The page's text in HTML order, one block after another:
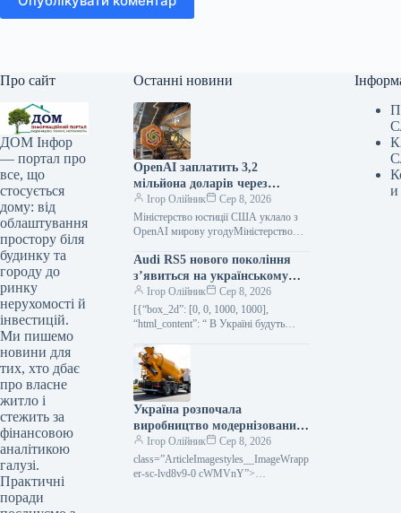
Про сайт
ДОМ Інфор
— портал про
все, що
стосується
дому: від
облаштування
простору біля
будинку та
городу до
ринку
нерухомості й
інвестицій.
Ми пишемо
новини для
тих, хто дбає
про власне
житло і
стежить за
фінансовою
аналітикою
галузі.
Практичні
поради
Останні новини
OpenAI заплатить 3,2
мільйона доларів через
дискримінацію під час
прийому на роботу
Ігор Олійник
Сер 8, 2026
Міністерство юстиції США уклало з
OpenAI мирову угодуМіністерство
домовленості з OpenAI та її дочірньою
компанією на…
Audi RS5 нового покоління
з’явиться на українському
ринку (фото)
Ігор Олійник
Сер 8, 2026
[{“box_2d”: [0, 0, 1000, 1000],
“html_content”: “ В Україні будуть
RS5На український ринок вийде
новий…
Україна розпочала
виробництво модернізованих
бетоновозів на автомобільних
шасі.
Ігор Олійник
Сер 8, 2026
class=”ArticleImagestyles__ImageWrapp
er-sc-lvd8v9-0 cWMVnY”>
и